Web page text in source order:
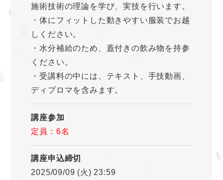
施術技術の理論を学び、実技を行います。
・体にフィットした動きやすい服装でお越
しください。
・水分補給のため、蓋付きの飲み物を持参
ください。
・受講料の中には、テキスト、手技動画、
ディプロマを含みます。
講座参加
定員：6名
講座申込締切
2025/09/09 (火) 23:59